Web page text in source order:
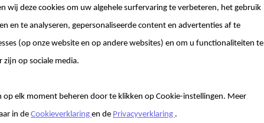
veel zorgen
wij deze cookies om uw algehele surfervaring te verbeteren, het gebruik
en te analyseren, gepersonaliseerde content en advertenties af te
(op onze website en op andere websites) en om u functionaliteiten te
zijn op sociale media.
elk moment beheren door te klikken op Cookie-instellingen. Meer
in deCookieverklaring en de Privacyverklaring .